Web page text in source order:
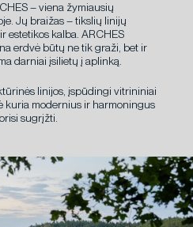
– viena žymiausių
Jų braižas – tikslių linijų
estetikos kalba. ARCHES
erdvė būtų ne tik graži, bet ir
darniai įsilietų į aplinką.
linijos, įspūdingi vitrininiai
kuria modernius ir harmoningus
sugrįžti.